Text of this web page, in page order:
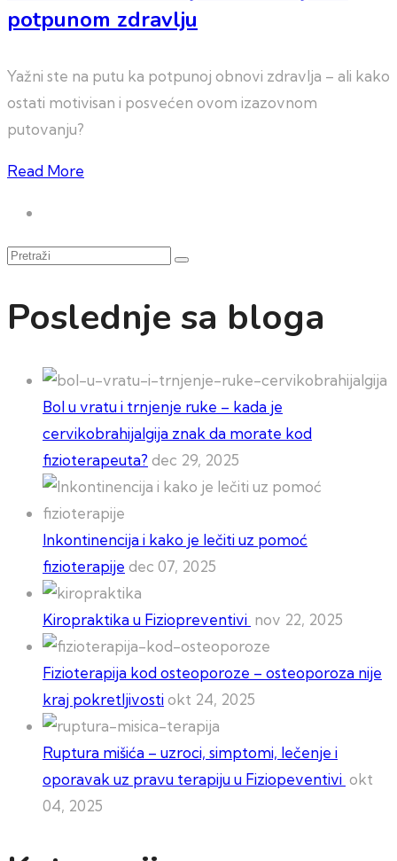
potpunom zdravlju
Yažni ste na putu ka potpunoj obnovi zdravlja – ali kako
ostati motivisan i posvećen ovom izazovnom
putovanju?
Read More
Pretraži
Poslednje sa bloga
Bol u vratu i trnjenje ruke – kada je
cervikobrahijalgija znak da morate kod
fizioterapeuta? dec 29, 2025
Inkontinencija i kako je lečiti uz pomoć
fizioterapije dec 07, 2025
Kiropraktika u Fiziopreventivi nov 22, 2025
Fizioterapija kod osteoporoze – osteoporoza nije
kraj pokretljivostiokt 24, 2025
Ruptura mišića – uzroci, simptomi, lečenje i
oporavak uz pravu terapiju u Fiziopeventivi okt
04, 2025